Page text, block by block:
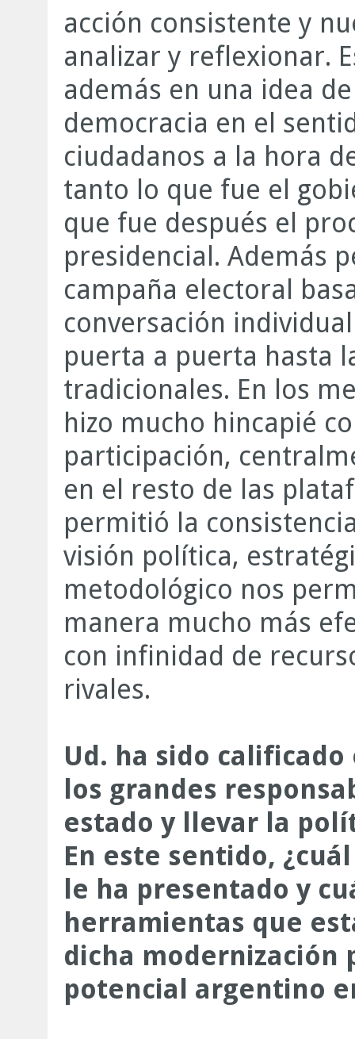
acción consistente y
analizar y reflexionar.
además en una idea
democracia en el
ciudadanos a la hora
tanto lo que fue el
que fue después el
presidencial. Además
campaña electoral
conversación
puerta a puerta hasta
tradicionales. En los
hizo mucho hincapié
participación,
en el resto de las
permitió la
visión política,
metodológico nos
manera mucho más
con infinidad de
rivales.
Ud. ha sido
los grandes
estado y llevar la
En este sentido,
le ha presentado y
herramientas que
dicha
potencial argentino